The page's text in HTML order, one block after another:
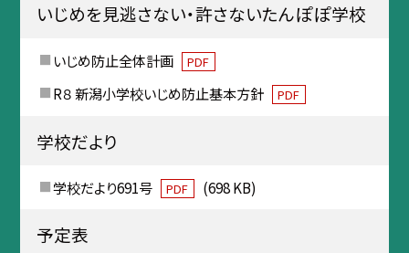
いじめを見逃さない・許さないたんぽぽ学校
いじめ防止全体計画 PDF
R８ 新潟小学校いじめ防止基本方針 PDF
学校だより
学校だより691号 PDF (698 KB)
予定表